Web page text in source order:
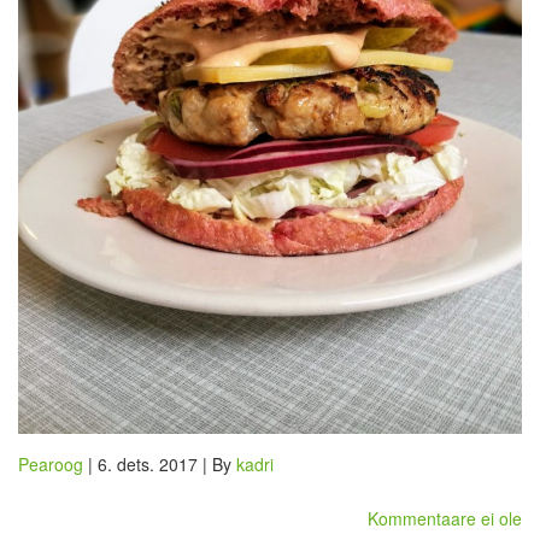
Pearoog | 6. dets. 2017 | By kadri
Kommentaare ei ole